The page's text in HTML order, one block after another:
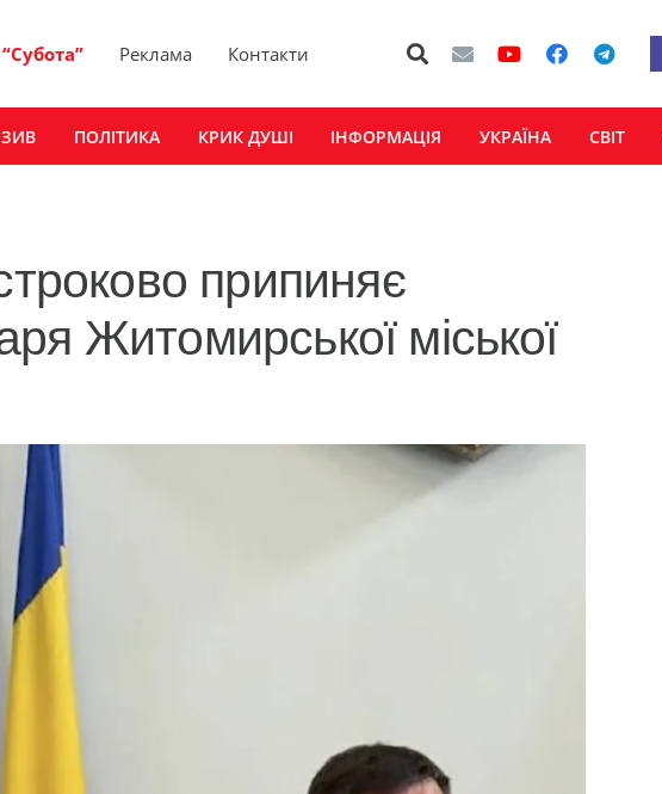
Реклама Контакти
ПОЛІТИКА КРИК ДУШІ ІНФОРМАЦІЯ УКРАЇНА СВІТ
припиняє
Житомирської міської